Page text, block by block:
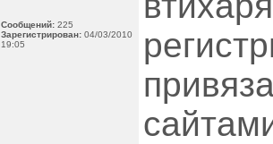
Сообщений: 225
Зарегистрирован: 04/03/2010
19:05